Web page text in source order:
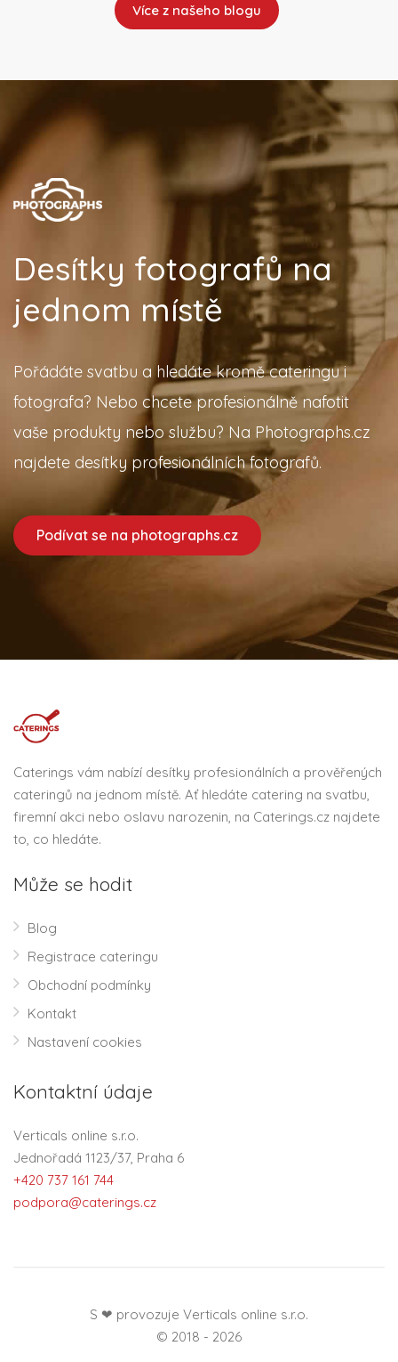
Více z našeho blogu
Desítky fotografů na
jednom místě
Pořádáte svatbu a hledáte kromě cateringu i
fotografa? Nebo chcete profesionálně nafotit
vaše produkty nebo službu? Na Photographs.cz
najdete desítky profesionálních fotografů.
Podívat se na photographs.cz
Caterings vám nabízí desítky profesionálních a prověřených
cateringů na jednom místě. Ať hledáte catering na svatbu,
firemní akci nebo oslavu narozenin, na Caterings.cz najdete
to, co hledáte.
Může se hodit
Blog
Registrace cateringu
Obchodní podmínky
Kontakt
Nastavení cookies
Kontaktní údaje
Verticals online s.r.o.
Jednořadá 1123/37, Praha 6
+420 737 161 744
podpora@caterings.cz
S ❤ provozuje Verticals online s.r.o.
© 2018 - 2026